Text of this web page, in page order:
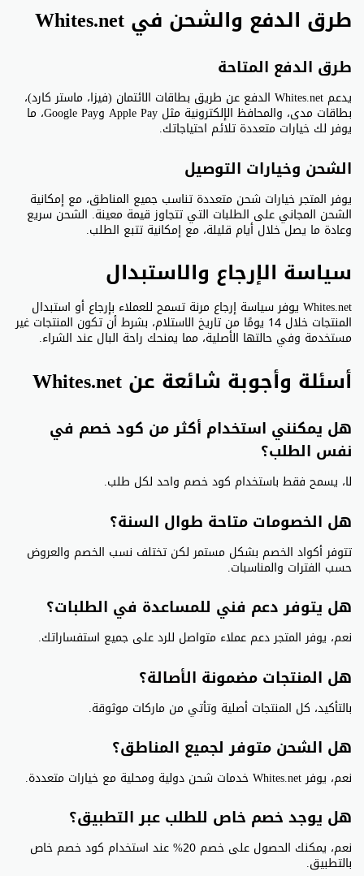
طرق الدفع والشحن في Whites.net
طرق الدفع المتاحة
يدعم Whites.net الدفع عن طريق بطاقات الائتمان (فيزا، ماستر كارد)،
بطاقات مدى، والمحافظ الإلكترونية مثل Apple Pay وGoogle Pay، ما
يوفر لك خيارات متعددة تلائم احتياجاتك.
الشحن وخيارات التوصيل
يوفر المتجر خيارات شحن متعددة تناسب جميع المناطق، مع إمكانية
الشحن المجاني على الطلبات التي تتجاوز قيمة معينة. الشحن سريع
وعادة ما يصل خلال أيام قليلة، مع إمكانية تتبع الطلب.
سياسة الإرجاع والاستبدال
Whites.net يوفر سياسة إرجاع مرنة تسمح للعملاء بإرجاع أو استبدال
المنتجات خلال 14 يومًا من تاريخ الاستلام، بشرط أن تكون المنتجات غير
مستخدمة وفي حالتها الأصلية، مما يمنحك راحة البال عند الشراء.
أسئلة وأجوبة شائعة عن Whites.net
هل يمكنني استخدام أكثر من كود خصم في
نفس الطلب؟
لا، يسمح فقط باستخدام كود خصم واحد لكل طلب.
هل الخصومات متاحة طوال السنة؟
تتوفر أكواد الخصم بشكل مستمر لكن تختلف نسب الخصم والعروض
حسب الفترات والمناسبات.
هل يتوفر دعم فني للمساعدة في الطلبات؟
نعم، يوفر المتجر دعم عملاء متواصل للرد على جميع استفساراتك.
هل المنتجات مضمونة الأصالة؟
بالتأكيد، كل المنتجات أصلية وتأتي من ماركات موثوقة.
هل الشحن متوفر لجميع المناطق؟
نعم، يوفر Whites.net خدمات شحن دولية ومحلية مع خيارات متعددة.
هل يوجد خصم خاص للطلب عبر التطبيق؟
نعم، يمكنك الحصول على خصم 20% عند استخدام كود خصم خاص
بالتطبيق.